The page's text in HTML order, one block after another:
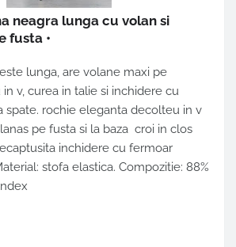
neagra lunga cu volan si
fusta •
lunga, are volane maxi pe
v, curea in talie si inchidere cu
spate. rochie eleganta decolteu in v
pe fusta si la baza croi in clos
inchidere cu fermoar
stofa elastica. Compozitie: 88%